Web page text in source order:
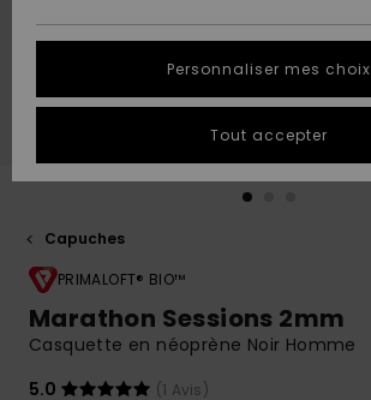
A
Découvrir
A
Découvrir
tailles
conversation
plus rapide
question.
Démarrer
conversation
QUIKSILVER
Capuches
PRIMALOFT® BIO™
Marathon Sessions 2mm
Casquette en néoprène Noir Homme
5.0
(1 Avis)
Personnaliser mes choix
Tout accepter